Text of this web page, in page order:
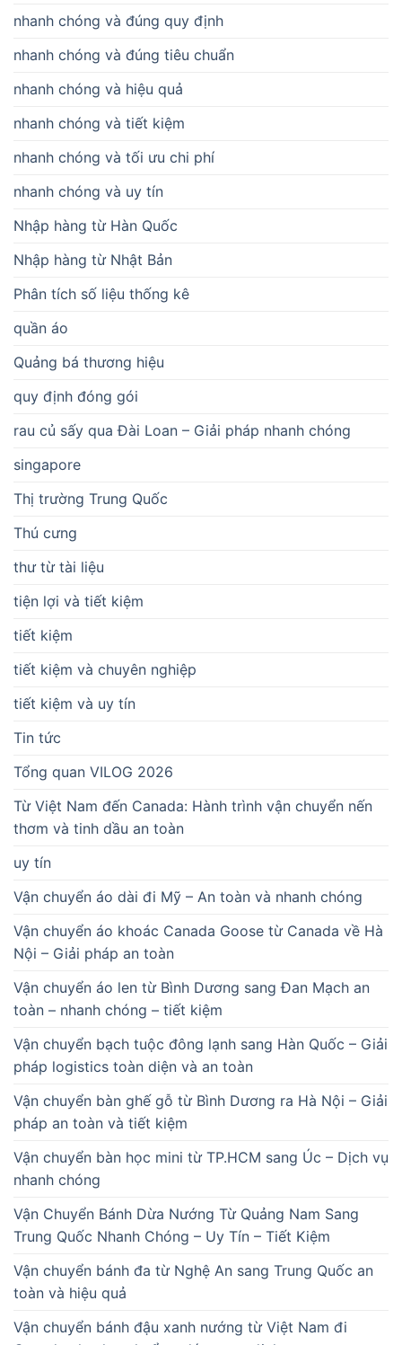
nhanh chóng và đúng quy định
nhanh chóng và đúng tiêu chuẩn
nhanh chóng và hiệu quả
nhanh chóng và tiết kiệm
nhanh chóng và tối ưu chi phí
nhanh chóng và uy tín
Nhập hàng từ Hàn Quốc
Nhập hàng từ Nhật Bản
Phân tích số liệu thống kê
quần áo
Quảng bá thương hiệu
quy định đóng gói
rau củ sấy qua Đài Loan – Giải pháp nhanh chóng
singapore
Thị trường Trung Quốc
Thú cưng
thư từ tài liệu
tiện lợi và tiết kiệm
tiết kiệm
tiết kiệm và chuyên nghiệp
tiết kiệm và uy tín
Tin tức
Tổng quan VILOG 2026
Từ Việt Nam đến Canada: Hành trình vận chuyển nến
thơm và tinh dầu an toàn
uy tín
Vận chuyển áo dài đi Mỹ – An toàn và nhanh chóng
Vận chuyển áo khoác Canada Goose từ Canada về Hà
Nội – Giải pháp an toàn
Vận chuyển áo len từ Bình Dương sang Đan Mạch an
toàn – nhanh chóng – tiết kiệm
Vận chuyển bạch tuộc đông lạnh sang Hàn Quốc – Giải
pháp logistics toàn diện và an toàn
Vận chuyển bàn ghế gỗ từ Bình Dương ra Hà Nội – Giải
pháp an toàn và tiết kiệm
Vận chuyển bàn học mini từ TP.HCM sang Úc – Dịch vụ
nhanh chóng
Vận Chuyển Bánh Dừa Nướng Từ Quảng Nam Sang
Trung Quốc Nhanh Chóng – Uy Tín – Tiết Kiệm
Vận chuyển bánh đa từ Nghệ An sang Trung Quốc an
toàn và hiệu quả
Vận chuyển bánh đậu xanh nướng từ Việt Nam đi